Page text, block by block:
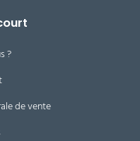
?
de vente